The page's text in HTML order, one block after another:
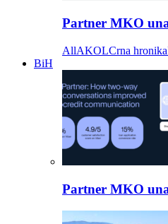
Partner MKO
AllAKOLCrna hronika
BiH
Partner MKO